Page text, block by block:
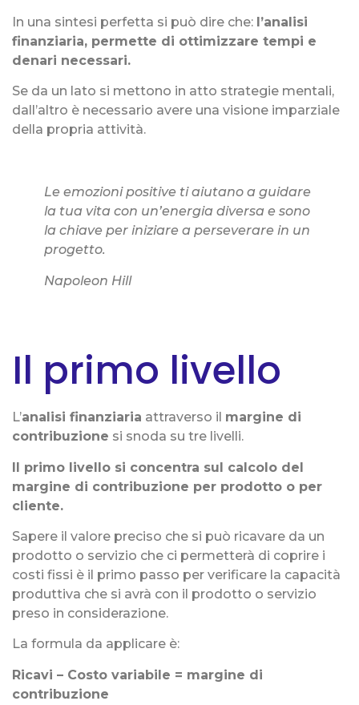
In una sintesi perfetta si può dire che: l’analisi
finanziaria, permette di ottimizzare tempi e
denari necessari.
Se da un lato si mettono in atto strategie mentali,
dall’altro è necessario avere una visione imparziale
della propria attività.
Le emozioni positive ti aiutano a guidare
la tua vita con un’energia diversa e sono
la chiave per iniziare a perseverare in un
progetto.
Napoleon Hill
Il primo livello
L’analisi finanziaria attraverso il margine di
contribuzione si snoda su tre livelli.
Il primo livello si concentra sul calcolo del
margine di contribuzione per prodotto o per
cliente.
Sapere il valore preciso che si può ricavare da un
prodotto o servizio che ci permetterà di coprire i
costi fissi è il primo passo per verificare la capacità
produttiva che si avrà con il prodotto o servizio
preso in considerazione.
La formula da applicare è:
Ricavi – Costo variabile = margine di
contribuzione